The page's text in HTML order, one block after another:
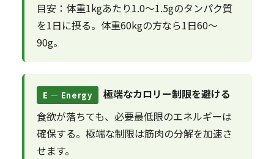
目安：体重1kgあたり1.0〜1.5gのタンパク質
を1日に摂る。体重60kgの方なら1日60〜
90g。
E — Energy
極端なカロリー制限を避ける
食欲が落ちても、必要最低限のエネルギーは
確保する。極端な制限は筋肉の分解を加速さ
せます。